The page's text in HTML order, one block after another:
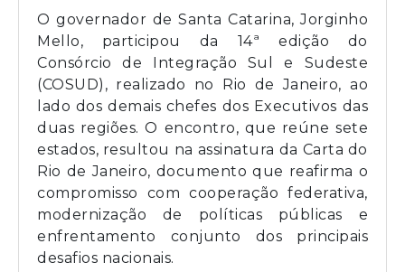
O governador de Santa Catarina, Jorginho
Mello, participou da 14ª edição do
Consórcio de Integração Sul e Sudeste
(COSUD), realizado no Rio de Janeiro, ao
lado dos demais chefes dos Executivos das
duas regiões. O encontro, que reúne sete
estados, resultou na assinatura da Carta do
Rio de Janeiro, documento que reafirma o
compromisso com cooperação federativa,
modernização de políticas públicas e
enfrentamento conjunto dos principais
desafios nacionais.